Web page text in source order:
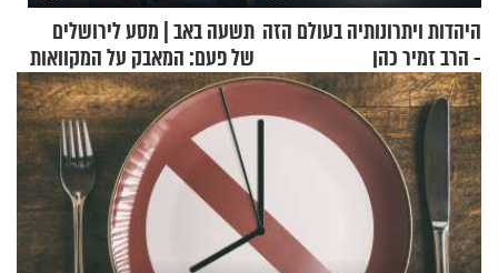
היהדות ויתרונותיה בעולם הזה
- הרב זמיר כהן
תשעה באב | מסע לירושלים
של פעם: המאבק על המקוואות